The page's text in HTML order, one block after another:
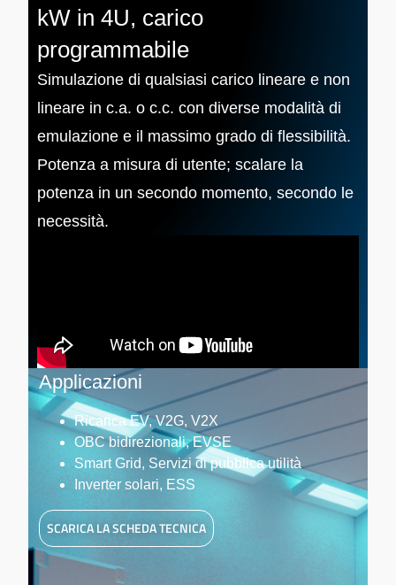
kW in 4U, carico
programmabile
Simulazione di qualsiasi carico lineare e non
lineare in c.a. o c.c. con diverse modalità di
emulazione e il massimo grado di flessibilità.
Potenza a misura di utente; scalare la
potenza in un secondo momento, secondo le
necessità.
Applicazioni
Ricarica EV, V2G, V2X
OBC bidirezionali, EVSE
Smart Grid, Servizi di pubblica utilità
Inverter solari, ESS
SCARICA LA SCHEDA TECNICA